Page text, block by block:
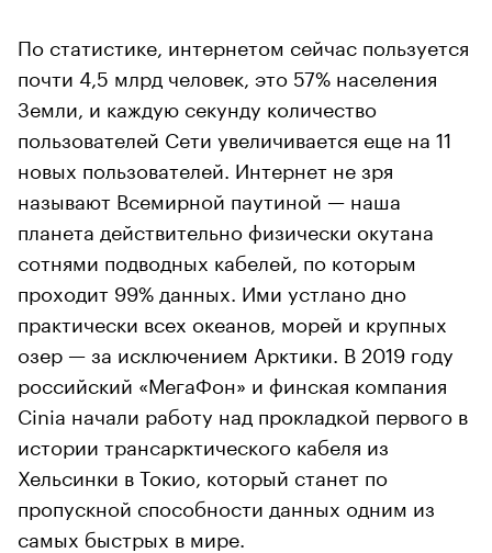
По статистике, интернетом сейчас пользуется
почти 4,5 млрд человек, это 57% населения
Земли, и каждую секунду количество
пользователей Сети увеличивается еще на 11
новых пользователей. Интернет не зря
называют Всемирной паутиной — наша
планета действительно физически окутана
сотнями подводных кабелей, по которым
проходит 99% данных. Ими устлано дно
практически всех океанов, морей и крупных
озер — за исключением Арктики. В 2019 году
российский «МегаФон» и финская компания
Cinia начали работу над прокладкой первого в
истории трансарктического кабеля из
Хельсинки в Токио, который станет по
пропускной способности данных одним из
самых быстрых в мире.